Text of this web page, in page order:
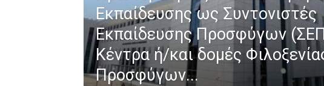
Εκπαίδευσης ως Συντονιστές
Εκπαίδευσης Προσφύγων
Κέντρα ή/και δομές
Προσφύγων...